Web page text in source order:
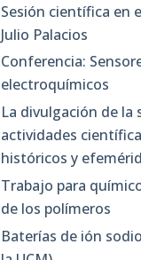
Sesión científica en
Julio Palacios
Conferencia:
electroquímicos
La divulgación de la
actividades
históricos y
Trabajo para
de los polímeros
Baterías de ión